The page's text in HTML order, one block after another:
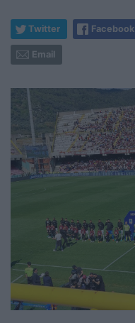
Twitter Facebook
Email